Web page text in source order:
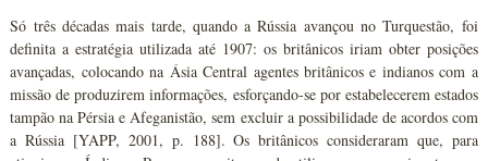
Só três décadas mais tarde, quando a Rússia avançou no Turquestão, foi
definita a estratégia utilizada até 1907: os britânicos iriam obter posições
avançadas, colocando na Ásia Central agentes britânicos e indianos com a
missão de produzirem informações, esforçando-se por estabelecerem estados
tampão na Pérsia e Afeganistão, sem excluir a possibilidade de acordos com
a Rússia [YAPP, 2001, p. 188]. Os britânicos consideraram que, para